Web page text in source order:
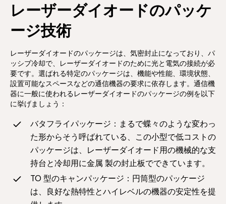
レーザーダイオードのパッケ
ージ技術
レーザーダイオードのパッケージは、気密封止になっており、パ
ッシブ冷却で、レーザーダイオードのために光と電気の接続が必
要です。選ばれる特定のパッケージは、機能や性能、環境状態、
設置可能なスペースなどの通信機器の要求に依存します。通信機
器に一般に使われるレーザーダイオードのパッケージの例を以下
に挙げましょう：
バタフライパッケージ：まるで蝶々のような変わっ
た形からそう呼ばれている、この小型で低コストの
パッケージは、レーザーダイオード用の機械的な支
持台と冷却用に金属 製の封止板でできています。
TO 型のキャンパッケージ：円筒型のパッケージ
は、良好な熱特性とハイレベルの機器の安定性を提